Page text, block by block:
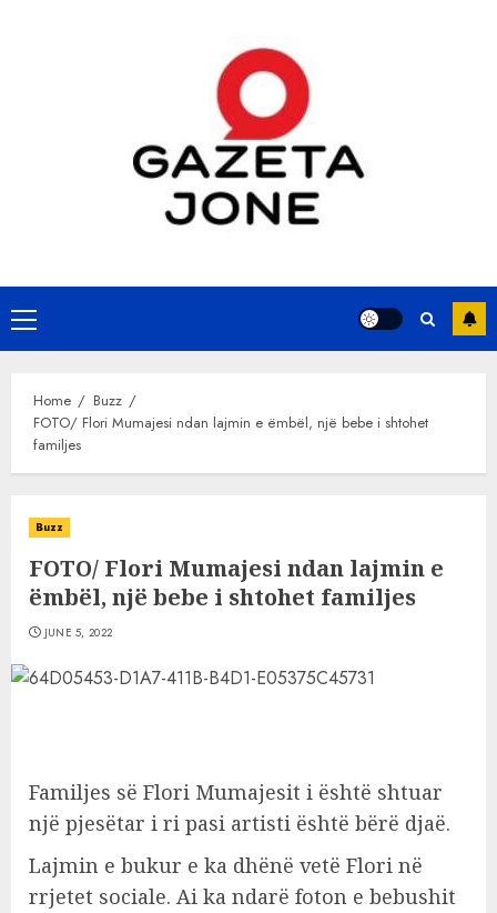
Primary
Menu
Home
Buzz
FOTO/ Flori Mumajesi ndan lajmin e ëmbël, një bebe i shtohet
familjes
Buzz
FOTO/ Flori Mumajesi ndan lajmin e
ëmbël, një bebe i shtohet familjes
JUNE 5, 2022
Familjes së Flori Mumajesit i është shtuar
një pjesëtar i ri pasi artisti është bërë djaë.
Lajmin e bukur e ka dhënë vetë Flori në
rrjetet sociale. Ai ka ndarë foton e bebushit